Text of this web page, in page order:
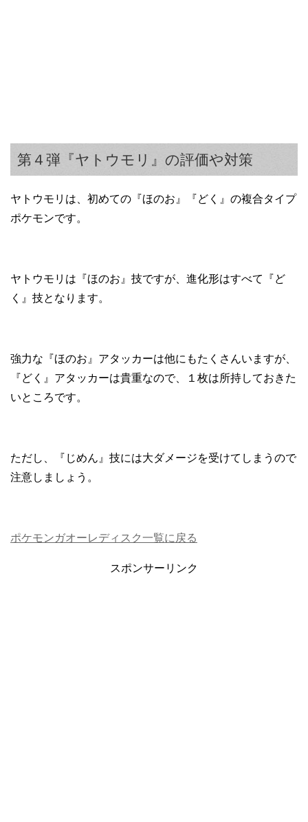
第４弾『ヤトウモリ』の評価や対策
ヤトウモリは、初めての『ほのお』『どく』の複合タイプ
ポケモンです。
ヤトウモリは『ほのお』技ですが、進化形はすべて『ど
く』技となります。
強力な『ほのお』アタッカーは他にもたくさんいますが、
『どく』アタッカーは貴重なので、１枚は所持しておきた
いところです。
ただし、『じめん』技には大ダメージを受けてしまうので
注意しましょう。
ポケモンガオーレディスク一覧に戻る
スポンサーリンク